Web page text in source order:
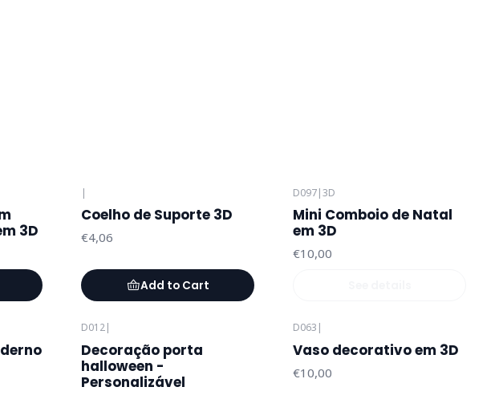
3D
|
Coelho de Suporte 3D
€4,06
Add to Cart
Out of stock
D097|3D
Mini Comboio de Natal
em 3D
€10,00
D012|
Decoração porta
halloween -
Personalizável
D063 |
Vaso decorativo em 3D
€10,00